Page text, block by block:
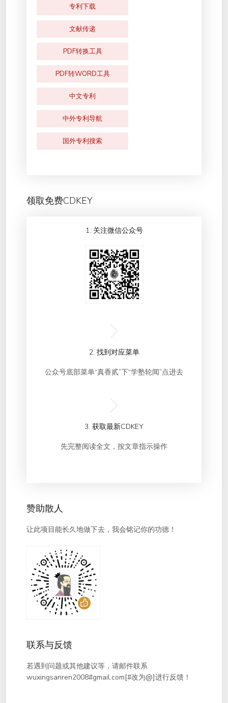
专利下载
文献传递
PDF转换工具
PDF转WORD工具
中文专利
中外专利导航
国外专利搜索
领取免费CDKEY
1. 关注微信公众号
2. 找到对应菜单
公众号底部菜单“真香贰”下“学塾轮闻”点进去
3. 获取最新CDKEY
先完整阅读全文，按文章指示操作
赞助散人
让此项目能长久地做下去，我会铭记你的功德！
联系与反馈
若遇到问题或其他建议等，请邮件联系
wuxingsanren2008#gmail.com[#改为@]进行反馈！